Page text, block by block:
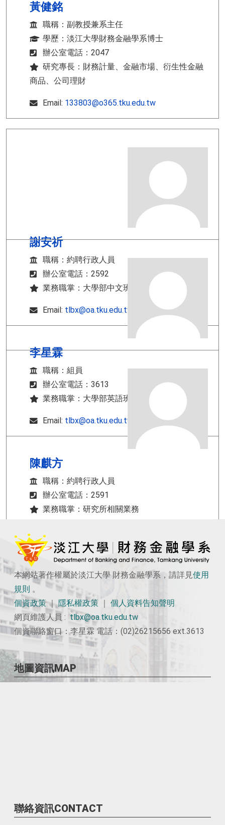
黃健銘
職稱：副教授兼系主任
學歷：淡江大學財務金融學系博士
辦公室電話：2047
研究專長：財務計量、金融市場、衍生性金融
商品、公司理財
Email: 133803@o365.tku.edu.tw
謝安祈
職稱：約聘行政人員
辦公室電話：2592
業務職掌：大學部中文班相關業務
Email: tlbx@oa.tku.edu.tw
李星霖
職稱：組員
辦公室電話：3613
業務職掌：大學部英語班相關業務
Email: tlbx@oa.tku.edu.tw
陳麒方
職稱：約聘行政人員
辦公室電話：2591
業務職掌：研究所相關業務
本網站著作權屬於淡江大學 財務金融學系，請詳見使用
規則 。
個資政策｜隱私權政策 ｜ 個人資料告知聲明
網頁維護人員 :tlbx@oa.tku.edu.tw
個資聯絡窗口：李星霖 電話：(02)26215656 ext.3613
地圖資訊MAP
聯絡資訊CONTACT